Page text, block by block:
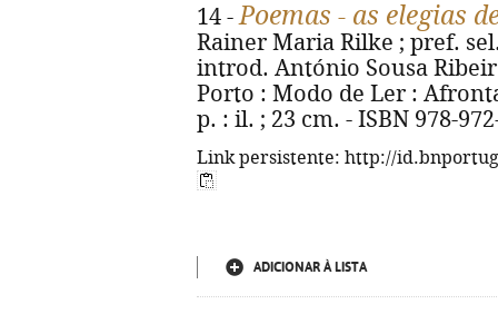
14 -Poemas - as elegias
Rainer Maria Rilke ; pref.
introd. António Sousa
Porto : Modo de Ler :
p. : il. ; 23 cm. - ISBN 978-
Link persistente: http://
ADICIONAR À LISTA